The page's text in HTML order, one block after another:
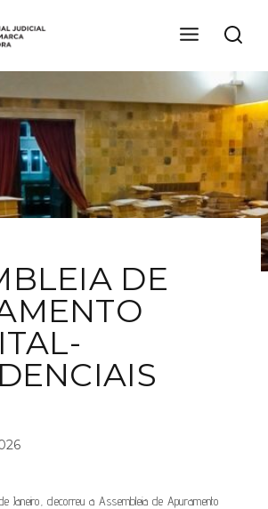
DE
Janeiro, decorreu a Assembleia de Apuramento